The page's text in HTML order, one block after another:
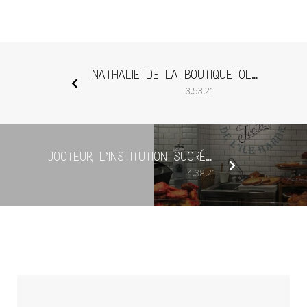
NATHALIE DE LA BOUTIQUE OLIV’ART, LA PASSEUSE DE GOÛT
3.53.21
JOCTEUR, L’INSTITUTION SUCRÉE DE PEY BERLAND
4.38.21